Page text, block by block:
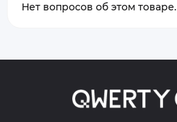
Нет вопросов об этом товаре.